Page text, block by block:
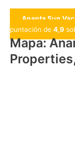
Ananta Sun
puntación de 4,9
Mapa: